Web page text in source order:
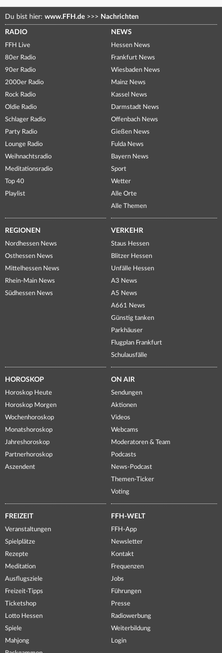
Du bist hier: www.FFH.de >>> Nachrichten
RADIO
FFH Live
80er Radio
90er Radio
2000er Radio
Rock Radio
Oldie Radio
Schlager Radio
Party Radio
Lounge Radio
Weihnachtsradio
Meditationsradio
Top 40
Playlist
NEWS
Hessen News
Frankfurt News
Wiesbaden News
Mainz News
Kassel News
Darmstadt News
Offenbach News
Gießen News
Fulda News
Bayern News
Sport
Wetter
Alle Orte
Alle Themen
REGIONEN
Nordhessen News
Osthessen News
Mittelhessen News
Rhein-Main News
Südhessen News
VERKEHR
Staus Hessen
Blitzer Hessen
Unfälle Hessen
A3 News
A5 News
A661 News
Günstig tanken
Parkhäuser
Flugplan Frankfurt
Schulausfälle
HOROSKOP
Horoskop Heute
Horoskop Morgen
Wochenhoroskop
Monatshoroskop
Jahreshoroskop
Partnerhoroskop
Aszendent
ON AIR
Sendungen
Aktionen
Videos
Webcams
Moderatoren & Team
Podcasts
News-Podcast
Themen-Ticker
Voting
FREIZEIT
Veranstaltungen
Spielplätze
Rezepte
Meditation
Ausflugsziele
Freizeit-Tipps
Ticketshop
Lotto Hessen
Spiele
Mahjong
FFH-WELT
FFH-App
Newsletter
Kontakt
Frequenzen
Jobs
Führungen
Presse
Radiowerbung
Weiterbildung
Login